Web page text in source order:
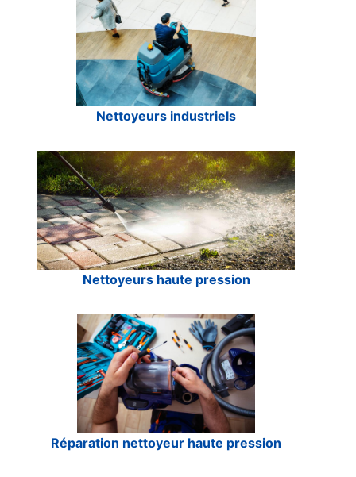
Nettoyeurs industriels
Nettoyeurs haute pression
Réparation nettoyeur haute pression